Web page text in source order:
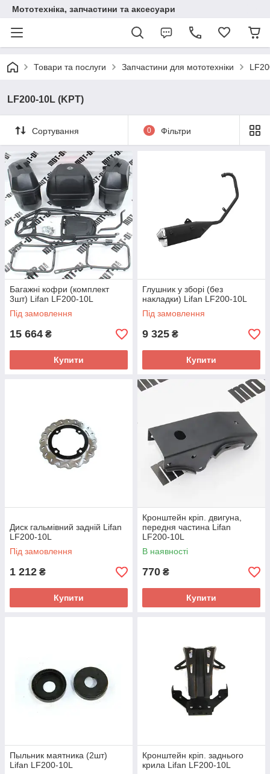
Мототехніка, запчастини та аксесуари
Товари та послуги Запчастини для мототехніки
LF200-10L (KPT)
Сортування 0 Фільтри
Багажні кофри (комплект
3шт) Lifan LF200-10L
Під замовлення
15 664 ₴
Купити
Глушник у зборі (без
накладки) Lifan LF200-10L
Під замовлення
9 325 ₴
Купити
Диск гальмівний задній Lifan
LF200-10L
Під замовлення
1 212 ₴
Купити
Кронштейн кріп. двигуна,
передня частина Lifan
LF200-10L
В наявності
770 ₴
Купити
Пыльник маятника (2шт)
Lifan LF200-10L
Кронштейн кріп. заднього
крила Lifan LF200-10L